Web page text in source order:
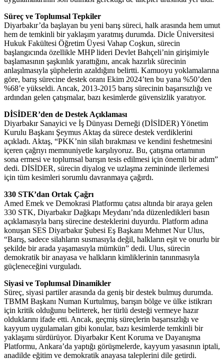
Süreç ve Toplumsal Tepkiler
Diyarbakır’da başlayan bu yeni barış süreci, halk arasında hem umut
hem de temkinli bir yaklaşım yaratmış durumda. Dicle Üniversitesi
Hukuk Fakültesi Öğretim Üyesi Vahap Coşkun, sürecin
başlangıcında özellikle MHP lideri Devlet Bahçeli’nin girişimiyle
başlamasının şaşkınlık yarattığını, ancak hazırlık sürecinin
anlaşılmasıyla şüphelerin azaldığını belirtti. Kamuoyu yoklamalarına
göre, barış sürecine destek oranı Ekim 2024’ten bu yana %50’den
%68’e yükseldi. Ancak, 2013-2015 barış sürecinin başarısızlığı ve
ardından gelen çatışmalar, bazı kesimlerde güvensizlik yaratıyor.
DİSİDER’den de Destek Açıklaması
Diyarbakır Sanayici ve İş Dünyası Derneği (DİSİDER) Yönetim
Kurulu Başkanı Şeymus Aktaş da sürece destek verdiklerini
açıkladı. Aktaş, “PKK’nin silah bırakması ve kendini feshetmesini
içeren çağrıyı memnuniyetle karşılıyoruz. Bu, çatışma ortamının
sona ermesi ve toplumsal barışın tesis edilmesi için önemli bir adım”
dedi. DİSİDER, sürecin diyalog ve uzlaşma zemininde ilerlemesi
için tüm kesimleri sorumlu davranmaya çağırdı.
330 STK’dan Ortak Çağrı
Amed Emek ve Demokrasi Platformu çatısı altında bir araya gelen
330 STK, Diyarbakır Dağkapı Meydanı’nda düzenledikleri basın
açıklamasıyla barış sürecine desteklerini duyurdu. Platform adına
konuşan SES Diyarbakır Şubesi Eş Başkanı Mehmet Nur Ulus,
“Barış, sadece silahların susmasıyla değil, halkların eşit ve onurlu bir
şekilde bir arada yaşamasıyla mümkün” dedi. Ulus, sürecin
demokratik bir anayasa ve halkların kimliklerinin tanınmasıyla
güçleneceğini vurguladı.
Siyasi ve Toplumsal Dinamikler
Süreç, siyasi partiler arasında da geniş bir destek bulmuş durumda.
TBMM Başkanı Numan Kurtulmuş, barışın bölge ve ülke istikrarı
için kritik olduğunu belirterek, her türlü desteği vermeye hazır
olduklarını ifade etti. Ancak, geçmiş süreçlerin başarısızlığı ve
kayyum uygulamaları gibi konular, bazı kesimlerde temkinli bir
yaklaşımı sürdürüyor. Diyarbakır Kent Koruma ve Dayanışma
Platformu, Ankara’da yaptığı görüşmelerde, kayyum yasasının iptali,
anadilde eğitim ve demokratik anayasa taleplerini dile getirdi.